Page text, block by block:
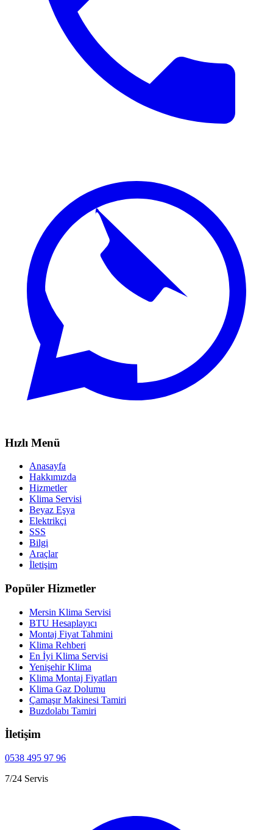
Hızlı Menü
Anasayfa
Hakkımızda
Hizmetler
Klima Servisi
Beyaz Eşya
Elektrikçi
SSS
Bilgi
Araçlar
İletişim
Popüler Hizmetler
Mersin Klima Servisi
BTU Hesaplayıcı
Montaj Fiyat Tahmini
Klima Rehberi
En İyi Klima Servisi
Yenişehir Klima
Klima Montaj Fiyatları
Klima Gaz Dolumu
Çamaşır Makinesi Tamiri
Buzdolabı Tamiri
İletişim
0538 495 97 96
7/24 Servis